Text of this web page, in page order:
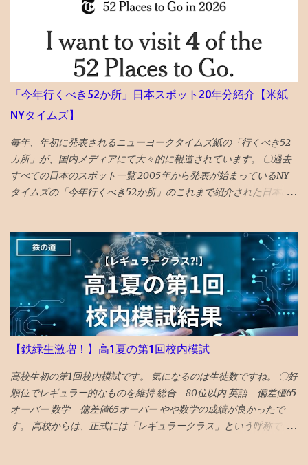
で何か入っていたのか と一瞬思ったが、 そもそも記事作成画面に
全部とんだと思いブルーな気分。 最近は見た映画の備忘録と化し
ていたが、備忘録がなくなると困る。 ケチらずにワードプレスに
しておくべきだったかと若干後悔 昼飯食いながらネットで調べる
どうやら、Googleのボットが自動で巡回して判定していて、 大量
の誤判定ロック（削除）が５年に一回ぐらいおきるらしい 再審査
ボタンを押した １０時間後、２２時過ぎ、メールが届いて ブログ
復活させたとの通知 急ぎ管理画面にアクセスし、バックアップを
出力・保存した
「今年行くべき52か所」日本スポット20年分紹介【米紙
NYタイムズ】
毎年、年初に発表されるニューヨークタイムズ紙の「行くべき52
カ所」が、国内メディアにて大々的に報道されています。 〇過去
すべての日本のスポット一覧 2005年から発表が始まっているNY
タイムズの「今年行くべき52か所」のこれまで紹介された日本の
崎 核の脅威が再度クローズアップされた時流を踏まえ、完全に破
壊された広島と異なり、市中心部が幸運にも残された長崎を’粘り
強く立ち直る都市’として選出。 駅前再開発 の完成、大徳寺の 大
クス 、 カステラ本家 福砂屋 、 コーヒー富士男 のミルクセーキ、
ジャズ喫茶マイルストーン、 グラバー園 、梅ヶ枝 焼餅 きく水
を紹介。 46位 沖縄 国際イベントや災害復興の観点を踏まえて
選出される「５２箇所」なので、 火災から復興した 首里城 の秋の
再オープンを紹介。 秋まで待てない人は、 琉球ランタンフェステ
ィバル や 伊江島ゆり祭り へ！とのこと 全文読めるギフトリンク
2026記事 〇2025年 30位 富山 出典：NYタイムズHP 2025年に
行くべき旅行先の 30番目に能登の玄関口 であり地震豪雨災害から
の復興として観光誘致を進めている 富山 がランクイン。 文化豊か
【鉄緑生激増！】高1夏の第1回校内模試
高校生初の第1回校内模試です。 気になるのは生徒数ですね。 〇好
順位でレギュラー的なものを維持 総合 80位以内 英語 偏差値65
オーバー 数学 偏差値65オーバー やや数学の成績が良かったで
す。 高校からは、正式には「レギュラークラス」という呼称では